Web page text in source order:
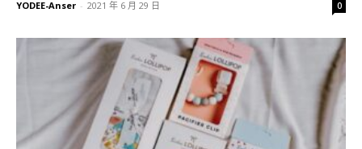
YODEE-Anser - 2021 年 6 月 29 日 0